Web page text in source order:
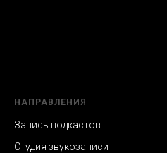
НАПРАВЛЕНИЯ
Запись подкастов
Студия звукозаписи